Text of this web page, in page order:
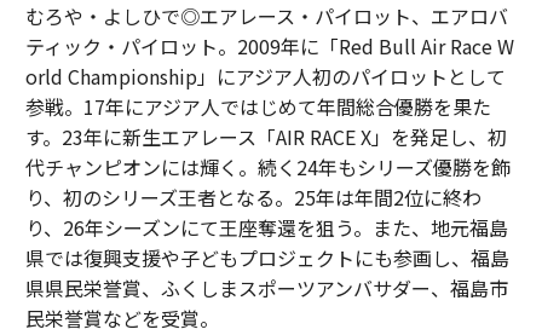
むろや・よしひで◎エアレース・パイロット、エアロバ
ティック・パイロット。2009年に「Red Bull Air Race W
orld Championship」にアジア人初のパイロットとして
参戦。17年にアジア人ではじめて年間総合優勝を果た
す。23年に新生エアレース「AIR RACE X」を発足し、初
代チャンピオンには輝く。続く24年もシリーズ優勝を飾
り、初のシリーズ王者となる。25年は年間2位に終わ
り、26年シーズンにて王座奪還を狙う。また、地元福島
県では復興支援や子どもプロジェクトにも参画し、福島
県県民栄誉賞、ふくしまスポーツアンバサダー、福島市
民栄誉賞などを受賞。